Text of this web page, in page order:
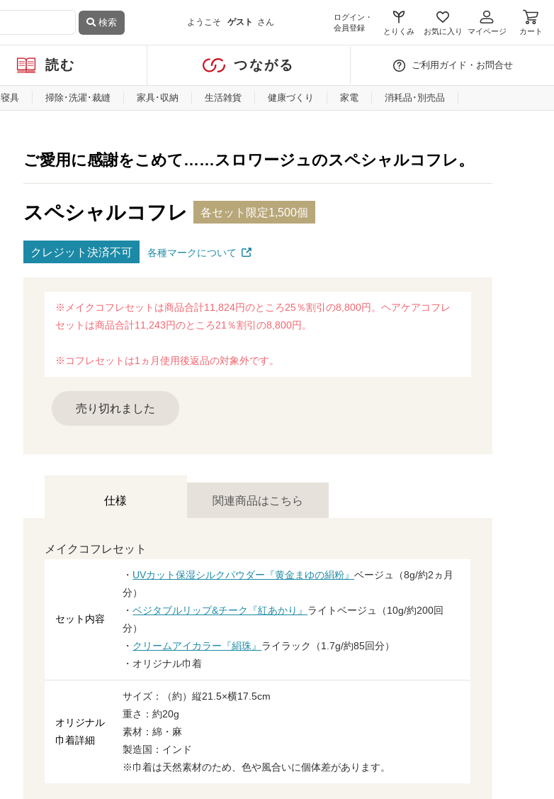
検索 ようこそ ゲスト さん
ログイン・
会員登録
とりくみ お気に入り マイページ カート
読む つながる ご利用ガイド・お問合せ
寝具 掃除･洗濯･裁縫 家具･収納 生活雑貨 健康づくり 家電 消耗品･別売品
ご愛用に感謝をこめて……スロワージュのスペシャルコフレ。
スペシャルコフレ 各セット限定1,500個
クレジット決済不可 各種マークについて
※メイクコフレセットは商品合計11,824円のところ25％割引の8,800円。ヘアケアコフレ
セットは商品合計11,243円のところ21％割引の8,800円。
※コフレセットは1ヵ月使用後返品の対象外です。
売り切れました
仕様 関連商品はこちら
メイクコフレセット
セット内容
・ UVカット保湿シルクパウダー『黄金まゆの絹粉』ベージュ（8g/約2ヵ月
分）
・ベジタブルリップ&チーク『紅あかり』 ライトベージュ（10g/約200回
分）
・ クリームアイカラー『絹珠』 ライラック（1.7g/約85回分）
・オリジナル巾着
オリジナル
巾着詳細
サイズ：（約）縦21.5×横17.5cm
重さ：約20g
素材：綿・麻
製造国：インド
※巾着は天然素材のため、色や風合いに個体差があります。